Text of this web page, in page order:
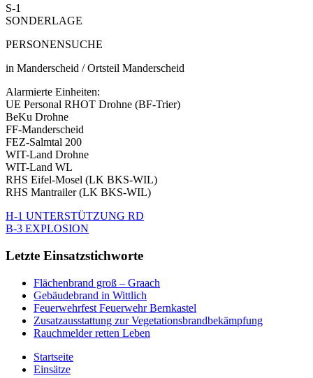
S-1
SONDERLAGE
PERSONENSUCHE
in Manderscheid / Ortsteil Manderscheid
Alarmierte Einheiten:
UE Personal RHOT Drohne (BF-Trier)
BeKu Drohne
FF-Manderscheid
FEZ-Salmtal 200
WIT-Land Drohne
WIT-Land WL
RHS Eifel-Mosel (LK BKS-WIL)
RHS Mantrailer (LK BKS-WIL)
H-1 UNTERSTÜTZUNG RD
B-3 EXPLOSION
Letzte Einsatzstichworte
Flächenbrand groß – Graach
Gebäudebrand in Wittlich
Feuerwehrfest Feuerwehr Bernkastel
Zusatzausstattung zur Vegetationsbrandbekämpfung
Rauchmelder retten Leben
Startseite
Einsätze